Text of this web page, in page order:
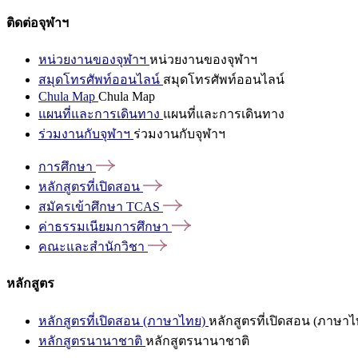
ติดต่อจุฬาฯ
หน่วยงานของจุฬาฯ หน่วยงานของจุฬาฯ
สมุดโทรศัพท์ออนไลน์ สมุดโทรศัพท์ออนไลน์
Chula Map Chula Map
แผนที่และการเดินทาง แผนที่และการเดินทาง
ร่วมงานกับจุฬาฯ ร่วมงานกับจุฬาฯ
การศึกษา
หลักสูตรที่เปิดสอน
สมัครเข้าศึกษา TCAS
ค่าธรรมเนียมการศึกษา
คณะและสำนักวิชา
หลักสูตร
หลักสูตรที่เปิดสอน (ภาษาไทย) หลักสูตรที่เปิดสอน (ภาษาไ
หลักสูตรนานาชาติ หลักสูตรนานาชาติ